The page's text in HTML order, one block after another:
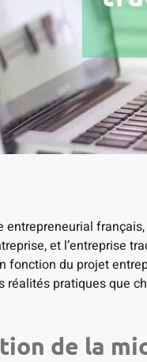
entrepreneurial
et l’entreprise
fonction du projet
réalités pratiques que
de la